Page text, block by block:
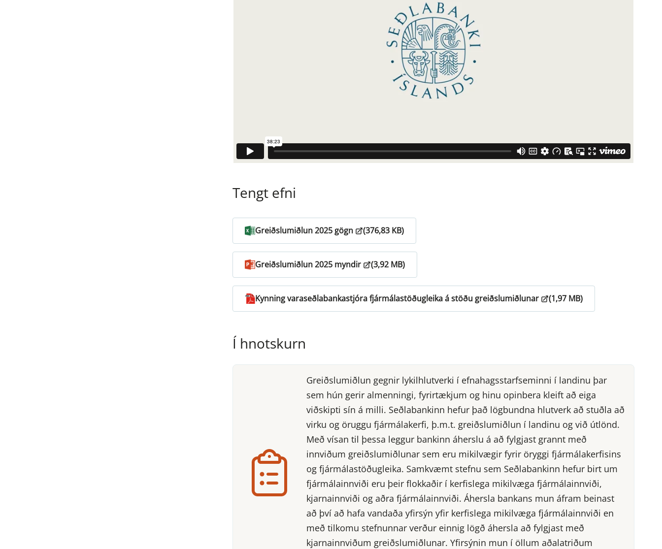
Tengt efni
Greiðslumiðlun 2025 gögn (376,83 KB)
Greiðslumiðlun 2025 myndir (3,92 MB)
Kynning varaseðlabankastjóra fjármálastöðugleika á stöðu greiðslumiðlunar (1,97 MB)
Í hnotskurn
Greiðslumiðlun gegnir lykilhlutverki í efnahagsstarfseminni í landinu þar
sem hún gerir almenningi, fyrirtækjum og hinu opinbera kleift að eiga
viðskipti sín á milli. Seðlabankinn hefur það lögbundna hlutverk að stuðla að
virku og öruggu fjármálakerfi, þ.m.t. greiðslumiðlun í landinu og við útlönd.
Með vísan til þessa leggur bankinn áherslu á að fylgjast grannt með
innviðum greiðslumiðlunar sem eru mikilvægir fyrir öryggi fjármálakerfisins
og fjármálastöðugleika. Samkvæmt stefnu sem Seðlabankinn hefur birt um
fjármálainnviði eru þeir flokkaðir í kerfislega mikilvæga fjármálainnviði,
kjarnainnviði og aðra fjármálainnviði. Áhersla bankans mun áfram beinast
að því að hafa vandaða yfirsýn yfir kerfislega mikilvæga fjármálainnviði en
með tilkomu stefnunnar verður einnig lögð áhersla að fylgjast með
kjarnainnviðum greiðslumiðlunar. Yfirsýnin mun í öllum aðalatriðum